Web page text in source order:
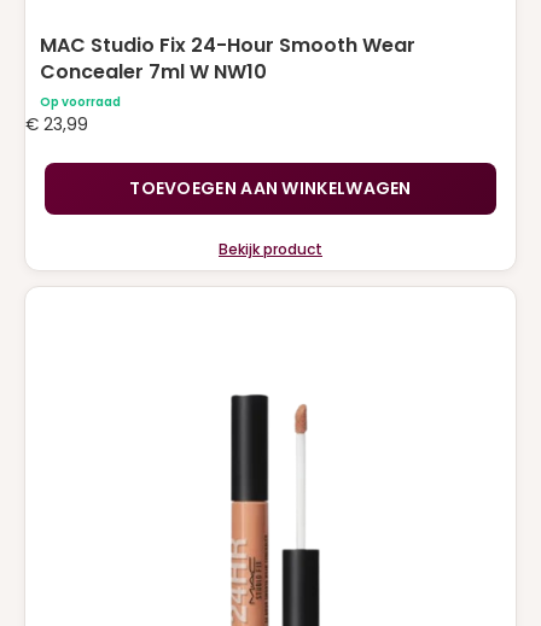
MAC Studio Fix 24-Hour Smooth Wear
Concealer 7ml W NW10
Op voorraad
€ 23,99
TOEVOEGEN AAN WINKELWAGEN
Bekijk product